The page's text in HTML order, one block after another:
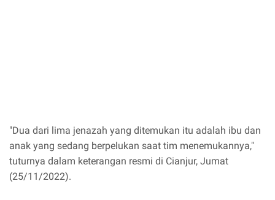
"Dua dari lima jenazah yang ditemukan itu adalah ibu dan
anak yang sedang berpelukan saat tim menemukannya,"
tuturnya dalam keterangan resmi di Cianjur, Jumat
(25/11/2022).